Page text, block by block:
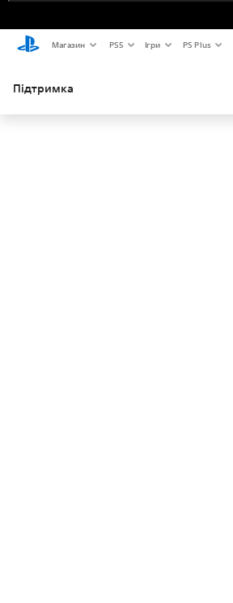
Магазин PS5 Ігри PS Plus
Підтримка